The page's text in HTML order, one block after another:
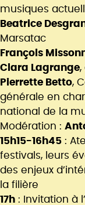
musiques
Beatrice
Marsatac
François
Clara Lagrange,
Pierrette Betto,
générale en
national de la
Modération :
15h15-16h45 :
festivals, leurs
des enjeux
la filière
17h : Invitation à